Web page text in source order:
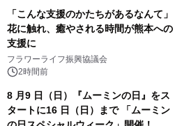
「こんな支援のかたちがあるなんて」
花に触れ、癒やされる時間が熊本への
支援に
フラワーライフ振興協議会
2時間前
8 月9 日（日）『ムーミンの日』をス
タートに16 日（日）まで 「ムーミン